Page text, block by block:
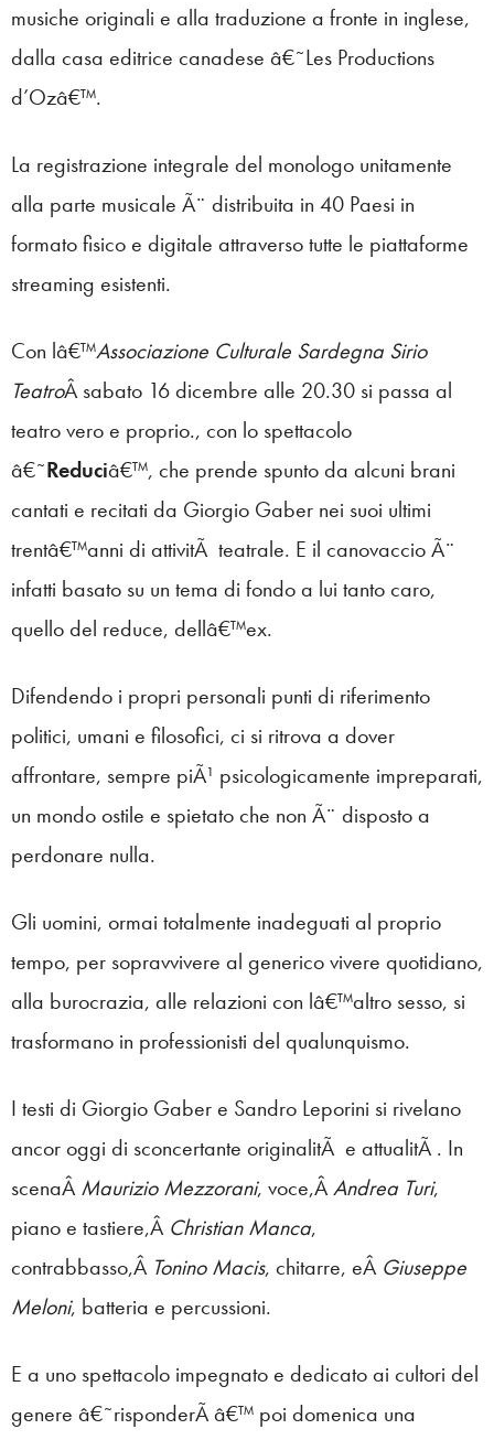
musiche originali e alla traduzione a fronte in inglese,
dalla casa editrice canadese â€˜Les Productions
d’Ozâ€™.
La registrazione integrale del monologo unitamente
alla parte musicale Ã¨ distribuita in 40 Paesi in
formato fisico e digitale attraverso tutte le piattaforme
streaming esistenti.
Con lâ€™Associazione Culturale Sardegna Sirio
TeatroÂ sabato 16 dicembre alle 20.30 si passa al
teatro vero e proprio., con lo spettacolo
â€˜Reduciâ€™, che prende spunto da alcuni brani
cantati e recitati da Giorgio Gaber nei suoi ultimi
trentâ€™anni di attivitÃ teatrale. E il canovaccio Ã¨
infatti basato su un tema di fondo a lui tanto caro,
quello del reduce, dellâ€™ex.
Difendendo i propri personali punti di riferimento
politici, umani e filosofici, ci si ritrova a dover
affrontare, sempre piÃ¹ psicologicamente impreparati,
un mondo ostile e spietato che non Ã¨ disposto a
perdonare nulla.
Gli uomini, ormai totalmente inadeguati al proprio
tempo, per sopravvivere al generico vivere quotidiano,
alla burocrazia, alle relazioni con lâ€™altro sesso, si
trasformano in professionisti del qualunquismo.
I testi di Giorgio Gaber e Sandro Leporini si rivelano
ancor oggi di sconcertante originalitÃ e attualitÃ . In
scenaÂ Maurizio Mezzorani, voce,ÂAndrea Turi,
piano e tastiere,Â Christian Manca,
contrabbasso,Â Tonino Macis, chitarre, eÂ Giuseppe
Meloni, batteria e percussioni.
E a uno spettacolo impegnato e dedicato ai cultori del
genere â€˜risponderÃ â€™ poi domenica una